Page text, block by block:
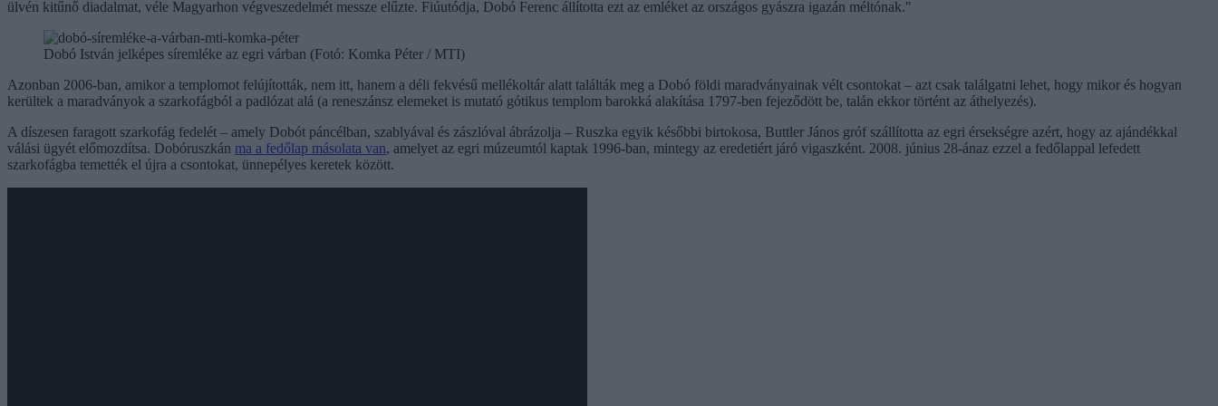
ülvén kitűnő diadalmat, véle Magyarhon végveszedelmét messze elűzte. Fiúutódja, Dobó Ferenc állította ezt az emléket az országos gyászra igazán méltónak."
Dobó István jelképes síremléke az egri várban (Fotó: Komka Péter / MTI)
Azonban 2006-ban, amikor a templomot felújították, nem itt, hanem a déli fekvésű mellékoltár alatt találták meg a Dobó földi maradványainak vélt csontokat – azt csak találgatni lehet, hogy mikor és hogyan
kerültek a maradványok a szarkofágból a padlózat alá (a reneszánsz elemeket is mutató gótikus templom barokká alakítása 1797-ben fejeződött be, talán ekkor történt az áthelyezés).
A díszesen faragott szarkofág fedelét – amely Dobót páncélban, szablyával és zászlóval ábrázolja – Ruszka egyik későbbi birtokosa, Buttler János gróf szállította az egri érsekségre azért, hogy az ajándékkal
válási ügyét előmozdítsa. Dobóruszkán ma a fedőlap másolata van, amelyet az egri múzeumtól kaptak 1996-ban, mintegy az eredetiért járó vigaszként. 2008. június 28-ánaz ezzel a fedőlappal lefedett
szarkofágba temették el újra a csontokat, ünnepélyes keretek között.